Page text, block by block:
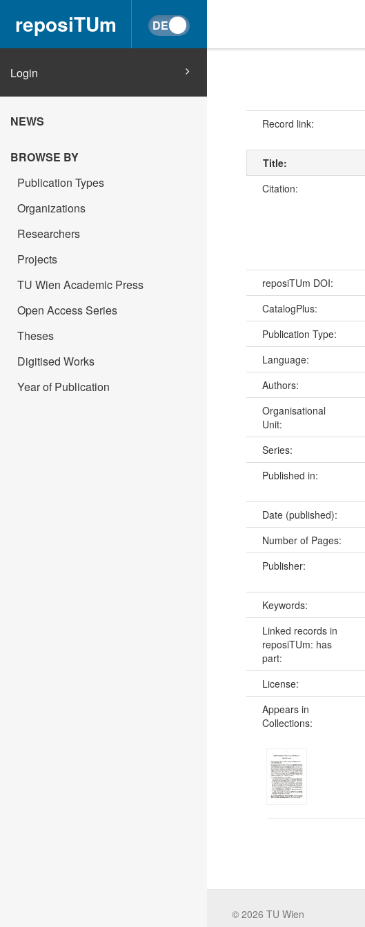
reposiTUm
Login
NEWS
BROWSE BY
Publication Types
Organizations
Researchers
Projects
TU Wien Academic Press
Open Access Series
Theses
Digitised Works
Year of Publication
Record link:
Title:
Citation:
reposiTUm DOI:
CatalogPlus:
Publication Type:
Language:
Authors:
Organisational
Unit:
Series:
Published in:
Date (published):
Number of Pages:
Publisher:
Keywords:
Linked records in
reposiTUm: has
part:
License:
Appears in
Collections:
© 2026 TU Wien